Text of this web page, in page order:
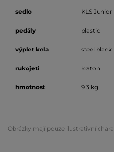
sedlo KLS Junior
pedály plastic
výplet kola steel black
rukojeti kraton
hmotnost 9,3 kg
Obrázky mají pouze ilustrativní